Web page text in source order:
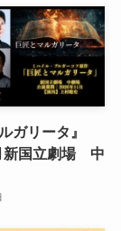
ガリータ』
新国立劇場 中